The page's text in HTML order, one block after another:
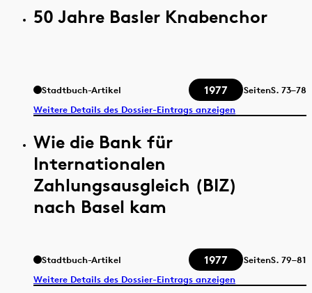
50 Jahre Basler Knabenchor
Stadtbuch-Artikel 1977 SeitenS. 73–78
Weitere Details des Dossier-Eintrags anzeigen
Wie die Bank für
Internationalen
Zahlungsausgleich (BIZ)
nach Basel kam
Stadtbuch-Artikel 1977 SeitenS. 79–81
Weitere Details des Dossier-Eintrags anzeigen